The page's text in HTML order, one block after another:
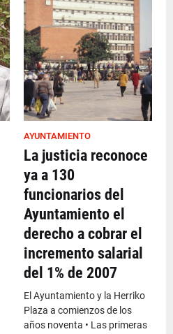
AYUNTAMIENTO
La justicia reconoce
ya a 130
funcionarios del
Ayuntamiento el
derecho a cobrar el
incremento salarial
del 1% de 2007
El Ayuntamiento y la Herriko
Plaza a comienzos de los
años noventa • Las primeras